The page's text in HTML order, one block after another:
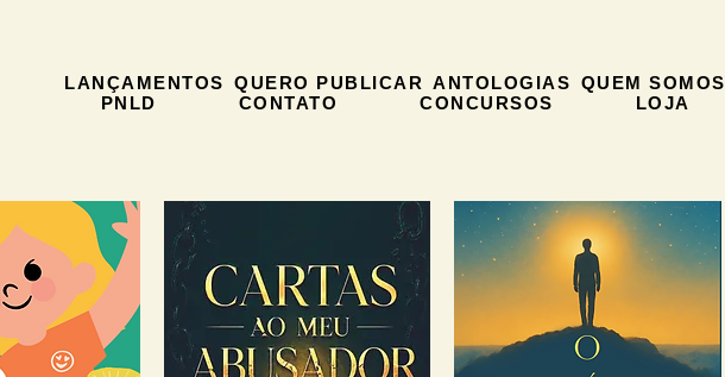
LANÇAMENTOS QUERO PUBLICAR ANTOLOGIAS QUEM SOMOS
PNLD
CONTATO CONCURSOS LOJA